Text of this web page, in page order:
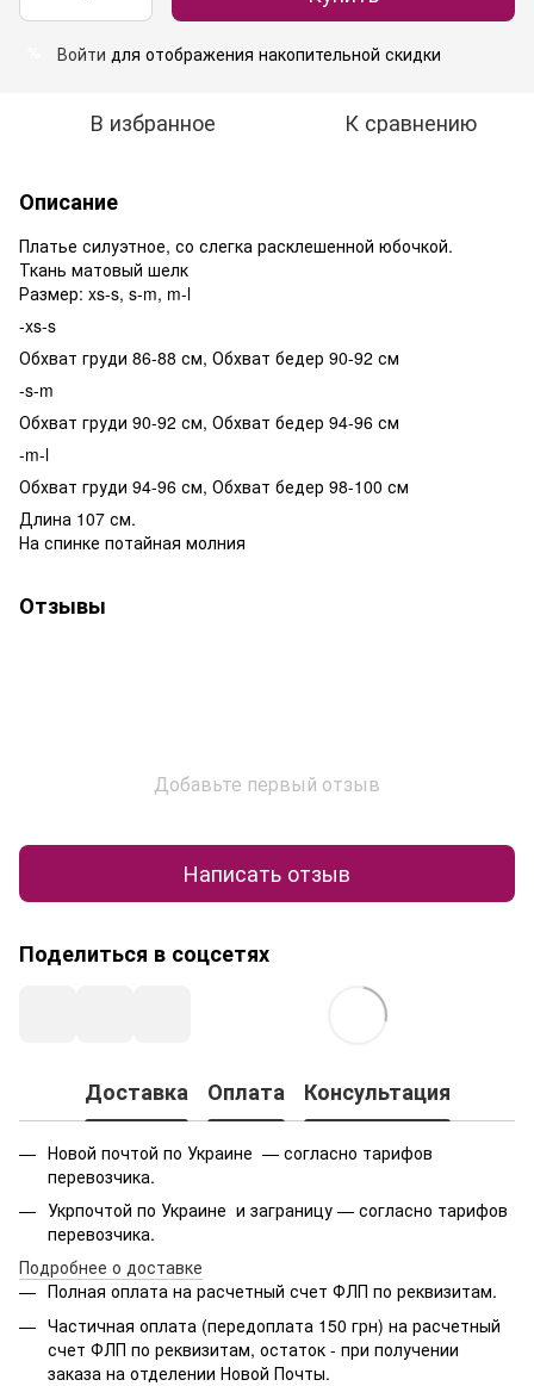
Войти для отображения накопительной скидки
В избранное К сравнению
Описание
Платье силуэтное, со слегка расклешенной юбочкой.
Ткань матовый шелк
Размер: xs-s, s-m, m-l
-xs-s
Обхват груди 86-88 см, Обхват бедер 90-92 см
-s-m
Обхват груди 90-92 см, Обхват бедер 94-96 см
-m-l
Обхват груди 94-96 см, Обхват бедер 98-100 см
Длина 107 см.
На спинке потайная молния
Отзывы
Добавьте первый отзыв
Написать отзыв
Поделиться в соцсетях
Доставка Оплата Консультация
Новой почтой по Украине — согласно тарифов
перевозчика.
Укрпочтой по Украине и заграницу — согласно тарифов
перевозчика.
Подробнее о доставке
Полная оплата на расчетный счет ФЛП по реквизитам.
Частичная оплата (передоплата 150 грн) на расчетный
счет ФЛП по реквизитам, остаток - при получении
заказа на отделении Новой Почты.